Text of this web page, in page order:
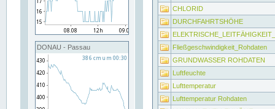
DONAU - Passau
CHLORID
DURCHFAHRTSHÖHE
Fließgeschwindigkeit_Rohdaten
GRUNDWASSER ROHDATEN
Luftfeuchte
Lufttemperatur
Lufttemperatur Rohdaten